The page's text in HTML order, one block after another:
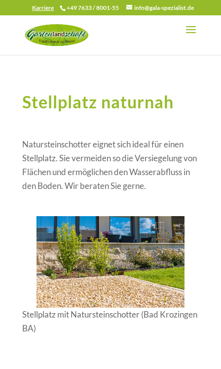
Karriere +49 7633 / 8001-55 info@gala-spezialist.de
Stellplatz naturnah
Natursteinschotter eignet sich ideal für einen
Stellplatz. Sie vermeiden so die Versiegelung von
Flächen und ermöglichen den Wasserabfluss in
den Boden. Wir beraten Sie gerne.
Stellplatz mit Natursteinschotter (Bad Krozingen
BA)